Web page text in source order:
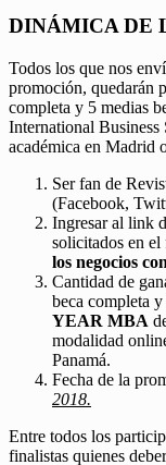
DINÁMICA DE
Todos los que nos
promoción, quedarán
completa y 5 medias
International Business
académica en Madrid
Ser fan de
(Facebook,
Ingresar al link
solicitados en
los negocios
Cantidad de
beca completa
YEAR MBA
modalidad
Panamá.
Fecha de la
2018.
Entre todos los
finalistas quienes